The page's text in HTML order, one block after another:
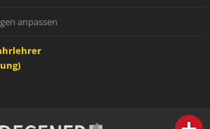
anpassen
person IHR FACHBERATER